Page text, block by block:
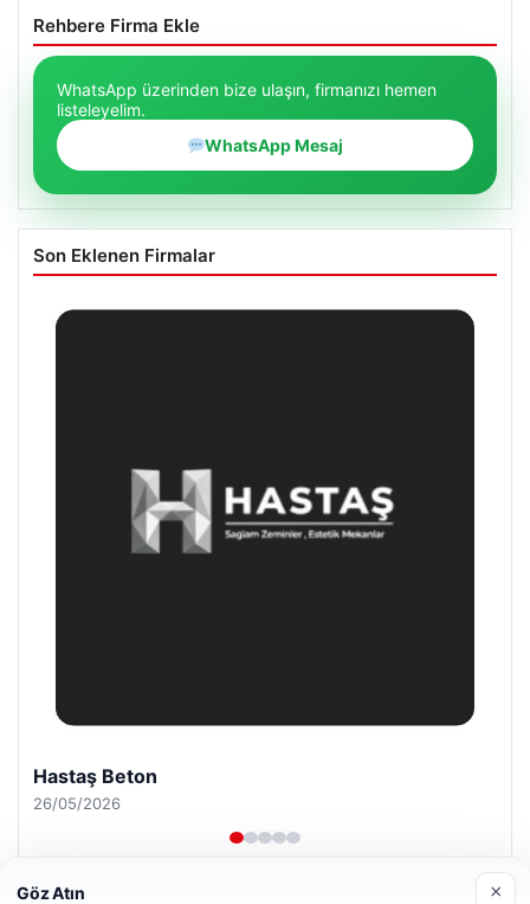
Rehbere Firma Ekle
WhatsApp üzerinden bize ulaşın, firmanızı hemen
listeleyelim.
WhatsApp Mesaj
Son Eklenen Firmalar
Enes Kaplan Avukatlık Bürosu
28/04/2026
Göz Atın ×